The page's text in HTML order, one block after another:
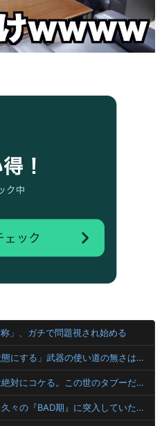
」、ガチで問題視され始める
RPGで「追加でたまに相手を毒状態にする」武器の使い道の無さは異常
【朗報】井上雄彦「バスケ作品は絶対にコケる。この世のタブーだった。でも俺は作ったけどね！」
【悲報】ホロライブ・鷹嶺ルイ、久々の『BAD期』に突入していたことを告白